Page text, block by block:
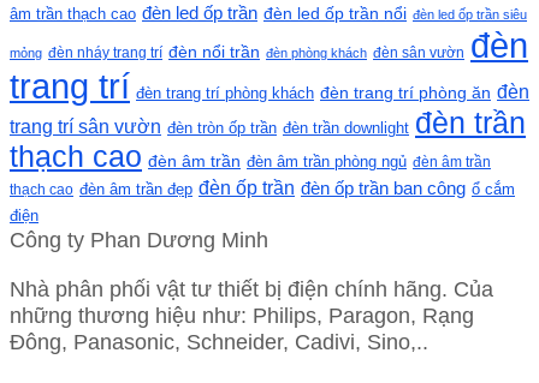
âm trần thạch cao đèn led ốp trần đèn led ốp trần nổi đèn led ốp trần siêu
mỏng đèn nháy trang trí đèn nổi trần đèn phòng khách đèn sân vườn đèn
trang trí đèn trang trí phòng khách đèn trang trí phòng ăn đèn
trang trí sân vườn đèn tròn ốp trần đèn trần downlight đèn trần
thạch cao đèn âm trần đèn âm trần phòng ngủ đèn âm trần
thạch cao đèn âm trần đẹp đèn ốp trần đèn ốp trần ban công ổ cắm
điện
Công ty Phan Dương Minh
Nhà phân phối vật tư thiết bị điện chính hãng. Của
những thương hiệu như: Philips, Paragon, Rạng
Đông, Panasonic, Schneider, Cadivi, Sino,..